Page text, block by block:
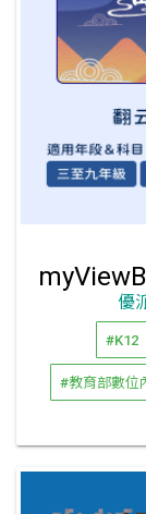
優
#K12
#教育部數位